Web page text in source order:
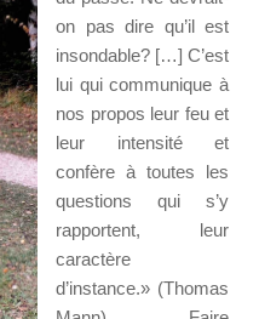
on pas dire qu’il est
insondable? […] C’est
lui qui communique à
nos propos leur feu et
leur intensité et
confère à toutes les
questions qui s’y
rapportent, leur
caractère
d’instance.» (Thomas